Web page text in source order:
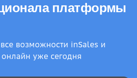
платформы
возможности inSales и
уже сегодня